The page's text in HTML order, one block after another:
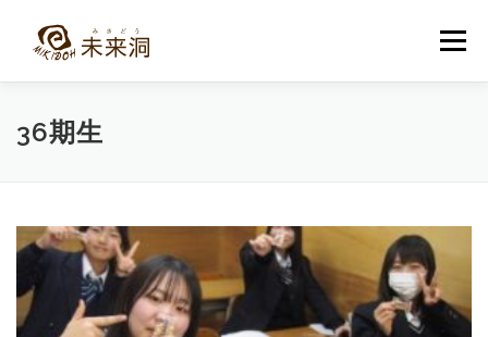
メニュー
教室紹介
36期生